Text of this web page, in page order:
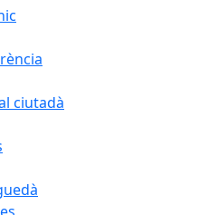
ciutadà